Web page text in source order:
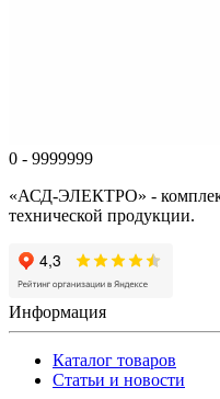
0 - 9999999
«АСД-ЭЛЕКТРО» -
технической продукции.
Информация
Каталог товаров
Статьи и новости